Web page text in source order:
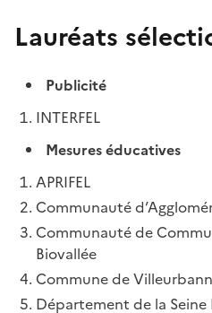
Lauréats
Publicité
INTERFEL
Mesures éducatives
APRIFEL
Communauté
Communauté de
Biovallée
Commune de
Département de la